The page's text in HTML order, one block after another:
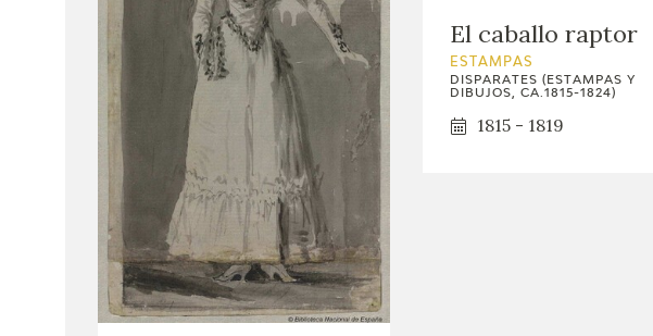
El caballo raptor
ESTAMPAS
DISPARATES (ESTAMPAS Y
DIBUJOS, CA.1815-1824)
1815 - 1819